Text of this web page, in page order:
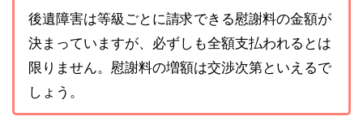
後遺障害は等級ごとに請求できる慰謝料の金額が
決まっていますが、必ずしも全額支払われるとは
限りません。慰謝料の増額は交渉次第といえるで
しょう。